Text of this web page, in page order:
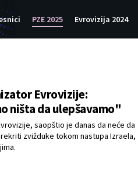
PZE 2025 Evrovizija 2024
Evrovizije:
ništa da ulepšavamo"
saopštio je danas da neće da
zvižduke tokom nastupa Izraela,